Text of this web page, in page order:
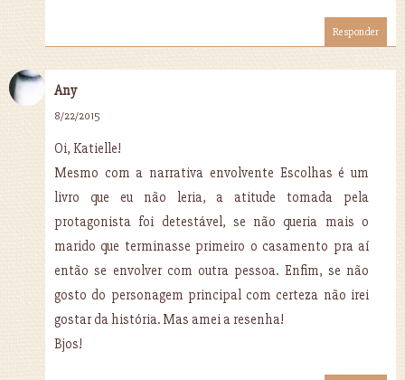
Responder
Any
8/22/2015
Oi, Katielle!
Mesmo com a narrativa envolvente Escolhas é um
livro que eu não leria, a atitude tomada pela
protagonista foi detestável, se não queria mais o
marido que terminasse primeiro o casamento pra aí
então se envolver com outra pessoa. Enfim, se não
gosto do personagem principal com certeza não irei
gostar da história. Mas amei a resenha!
Bjos!